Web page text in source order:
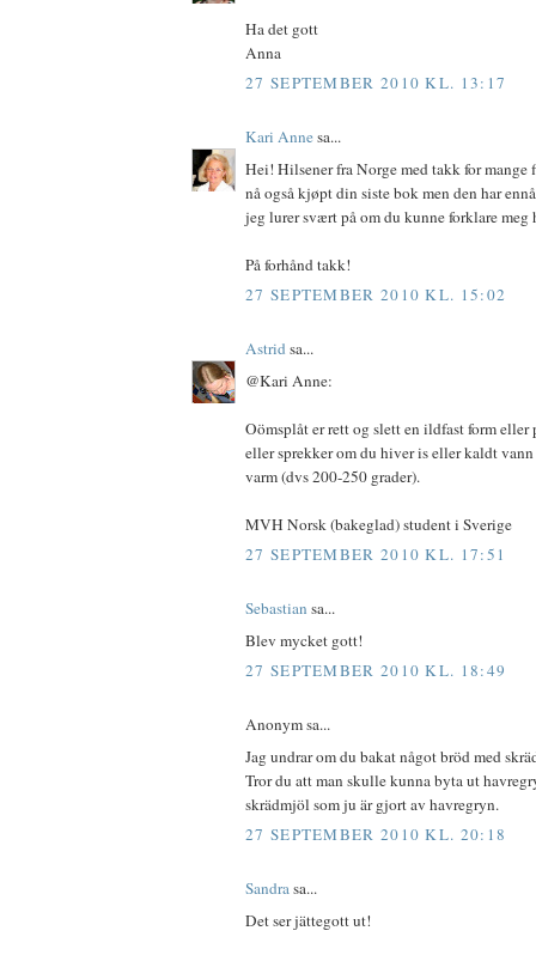
Ha det gott
Anna
27 SEPTEMBER 2010 KL. 13:17
Kari Annesa...
Hei! Hilsener fra Norge med takk for mange
nå også kjøpt din siste bok men den har
jeg lurer svært på om du kunne forklare meg
På forhånd takk!
27 SEPTEMBER 2010 KL. 15:02
Astridsa...
@Kari Anne:
Oömsplåt er rett og slett en ildfast form eller
eller sprekker om du hiver is eller kaldt
varm (dvs 200-250 grader).
MVH Norsk (bakeglad) student i Sverige
27 SEPTEMBER 2010 KL. 17:51
Sebastian sa...
Blev mycket gott!
27 SEPTEMBER 2010 KL. 18:49
Anonym sa...
Jag undrar om du bakat något bröd med
Tror du att man skulle kunna byta ut
skrädmjöl som ju är gjort av havregryn.
27 SEPTEMBER 2010 KL. 20:18
Sandrasa...
Det ser jättegott ut!